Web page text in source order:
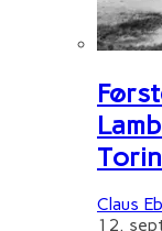
Claus
12.